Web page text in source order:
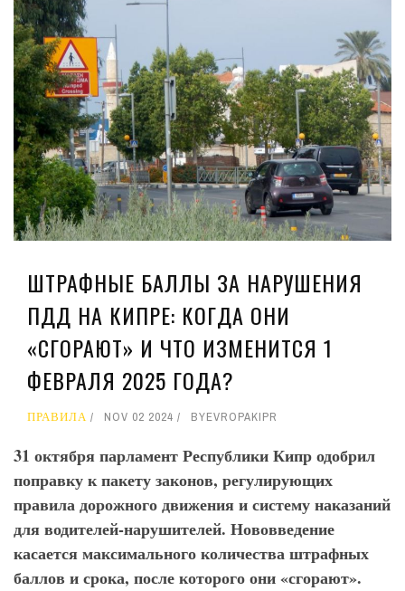
ШТРАФНЫЕ БАЛЛЫ ЗА НАРУШЕНИЯ
ПДД НА КИПРЕ: КОГДА ОНИ
«СГОРАЮТ» И ЧТО ИЗМЕНИТСЯ 1
ФЕВРАЛЯ 2025 ГОДА?
ПРАВИЛА NOV 02 2024 BYEVROPAKIPR
31 октября парламент Республики Кипр одобрил
поправку к пакету законов, регулирующих
правила дорожного движения и систему наказаний
для водителей-нарушителей. Нововведение
касается максимального количества штрафных
баллов и срока, после которого они «сгорают».